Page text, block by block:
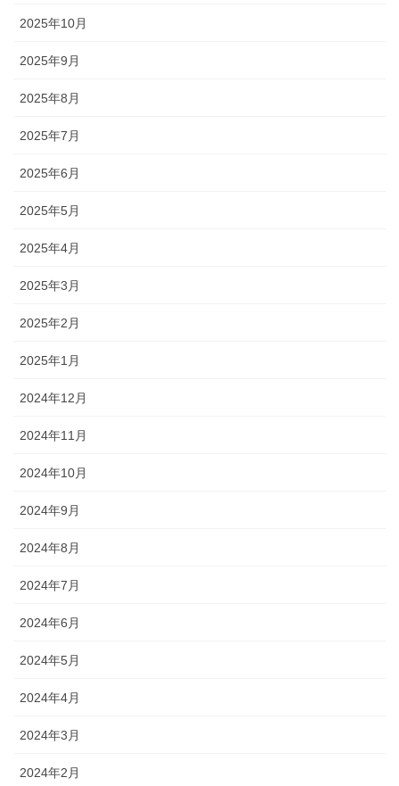
2025年10月
2025年9月
2025年8月
2025年7月
2025年6月
2025年5月
2025年4月
2025年3月
2025年2月
2025年1月
2024年12月
2024年11月
2024年10月
2024年9月
2024年8月
2024年7月
2024年6月
2024年5月
2024年4月
2024年3月
2024年2月